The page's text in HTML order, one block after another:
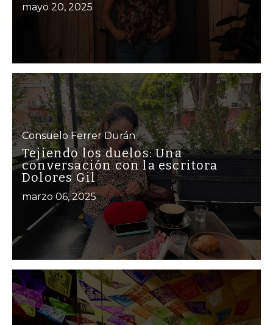
mayo 20, 2025
Consuelo Ferrer Durán
Tejiendo los duelos: Una
conversación con la escritora
Dolores Gil
marzo 06, 2025